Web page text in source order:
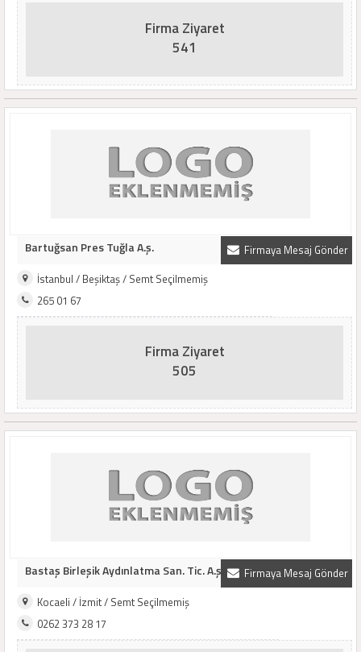
Firma Ziyaret
541
Firmaya Mesaj Gönder
Bartuğsan Pres Tuğla A.ş.
İstanbul / Beşiktaş / Semt Seçilmemiş
265 01 67
Firma Ziyaret
505
Firmaya Mesaj Gönder
Bastaş Birleşik Aydınlatma San. Tic. A.ş.
Kocaeli / İzmit / Semt Seçilmemiş
0262 373 28 17